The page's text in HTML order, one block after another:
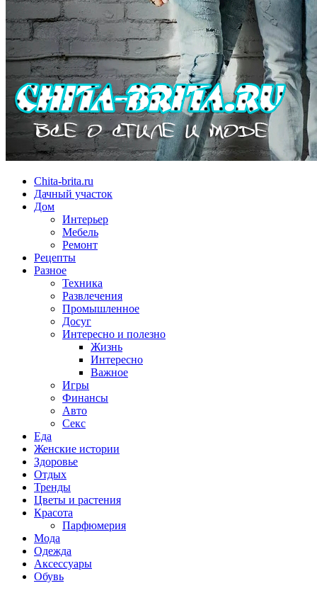
Chita-brita.ru
Дачный участок
Дом
Интерьер
Мебель
Ремонт
Рецепты
Разное
Техника
Развлечения
Промышленное
Досуг
Интересно и полезно
Жизнь
Интересно
Важное
Игры
Финансы
Авто
Секс
Еда
Женские истории
Здоровье
Отдых
Тренды
Цветы и растения
Красота
Парфюмерия
Мода
Одежда
Аксессуары
Обувь